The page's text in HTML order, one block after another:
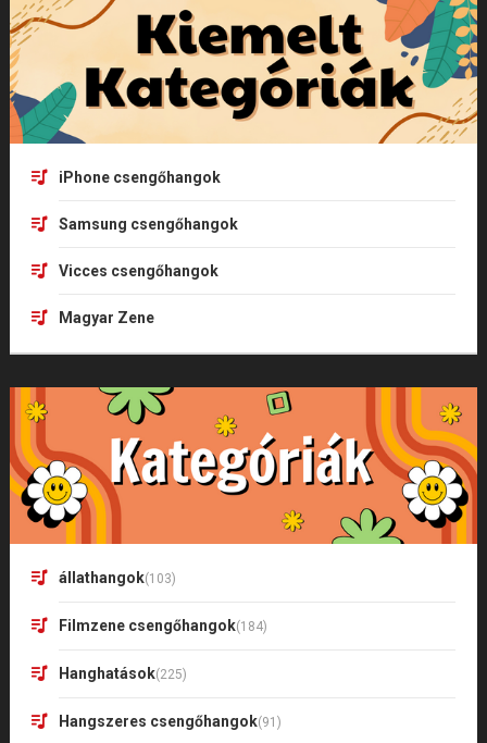
iPhone csengőhangok
Samsung csengőhangok
Vicces csengőhangok
Magyar Zene
állathangok(103)
Filmzene csengőhangok(184)
Hanghatások(225)
Hangszeres csengőhangok(91)